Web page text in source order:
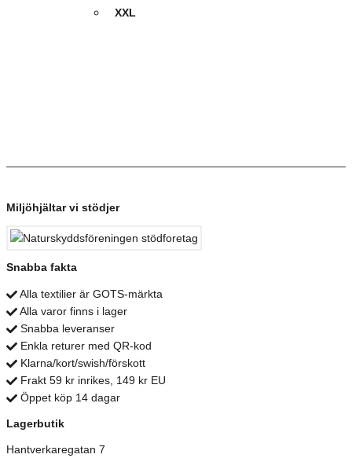
XXL
Miljöhjältar vi stödjer
Snabba fakta
Alla textilier är GOTS-märkta
Alla varor finns i lager
Snabba leveranser
Enkla returer med QR-kod
Klarna/kort/swish/förskott
Frakt 59 kr inrikes, 149 kr EU
Öppet köp 14 dagar
Lagerbutik
Hantverkaregatan 7